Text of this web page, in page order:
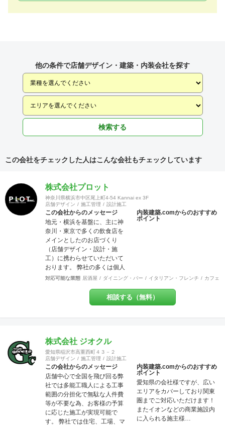
他の条件で店舗デザイン・建築・内装会社を探す
検索する
この会社をチェックした人はこんな会社もチェックしています
株式会社プロット
神奈川県横浜市中区尾上町4-54 Kannai ex 3F
店舗デザイン
施工管理 設計施工
この会社からのメッセージ
地元・横浜を基盤に、主に神
奈川・東京で多くの飲食店を
メインとしたのお店づくり
（店舗デザイン・設計・施
工）に携わらせていただいて
おります。 弊社の多くは個人
店や少数店舗展開のお客様な
る店づくり」をモットーにし
ています。 それはデザイン優
地元に愛されるお店」を一緒
に作りましょう！ということ
です。大抵のお店は近隣のリ
ピーターで売上が支えられて
いるのですから大事なポイン
トだと思いませんか？ また個
人事業主にとって内装工事費
が大変な負担だということは
重々承知しております。コス
ト面でも最大限のご協力を
内装建築.comからのおすすめ
ポイント
対応可能な業態 居酒屋 ダイニング・バー イタリアン・フレンチ カフェ
相談する（無料）
株式会社 ジオクル
愛知県稲沢市高重西町４３－２
店舗デザイン
施工管理 設計施工
この会社からのメッセージ
店舗中心で全国を飛び回る弊
社では多能工職人による工事
範囲の分担化で無駄な人件費
等が不要な為、お客様の予算
に応じた施工が実現可能で
す。 弊社では住宅、工場、マ
内装建築.comからのおすすめ
ポイント
愛知県の会社様ですが、広い
エリアをカバーしており関東
圏までご対応いただけます！
またイオンなどの商業施設内
に入られる施主様…